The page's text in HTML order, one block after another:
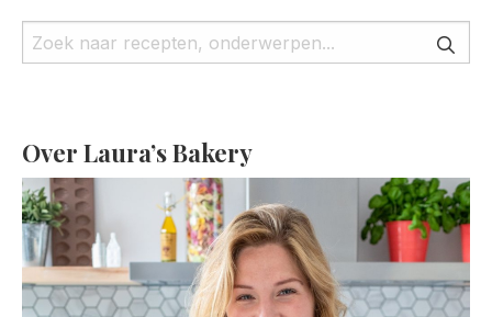
Over Laura’s Bakery